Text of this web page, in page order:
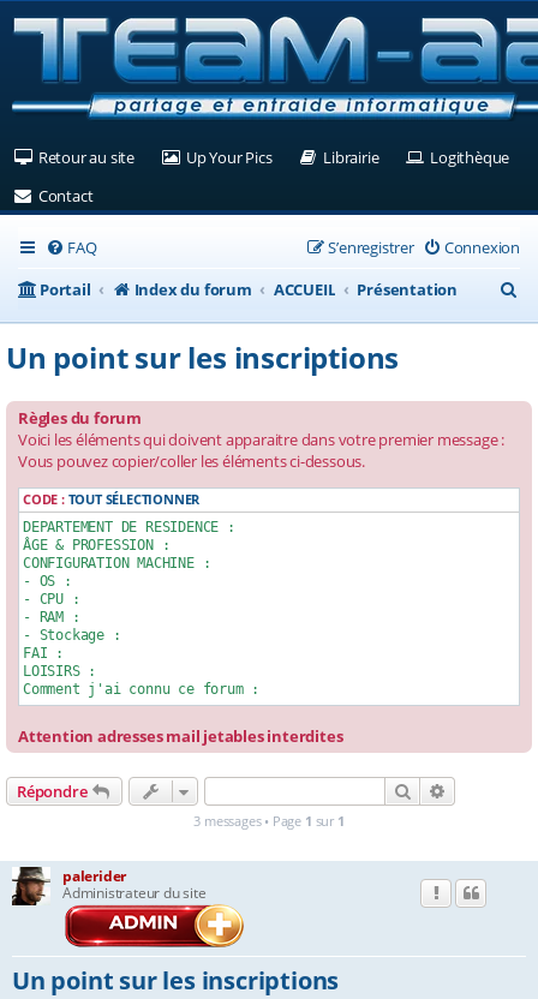
Retour au site(Ouvre un nouvel onglet)
Up Your Pics(Ouvre un nouvel onglet)
Librairie(Ouvre un nouvel
Logithèque
Contact(Ouvre un nouvel onglet)
FAQ Connexion
S’enregistrer
Portail
Index du forum ACCUEIL Présentation
e
Un point sur les inscriptions
Règles du forum
Voici les éléments qui doivent apparaitre dans votre premier message :
Vous pouvez copier/coller les éléments ci-dessous.
CODE : TOUT SÉLECTIONNER
DEPARTEMENT DE RESIDENCE :
ÂGE & PROFESSION :
CONFIGURATION MACHINE :
- OS :
- CPU :
- RAM :
- Stockage :
FAI :
LOISIRS :
Attention adresses mail jetables interdites
Répondre Rechercher
3 messages • Page 1 sur 1
palerider
Administrateur du site
Un point sur les inscriptions